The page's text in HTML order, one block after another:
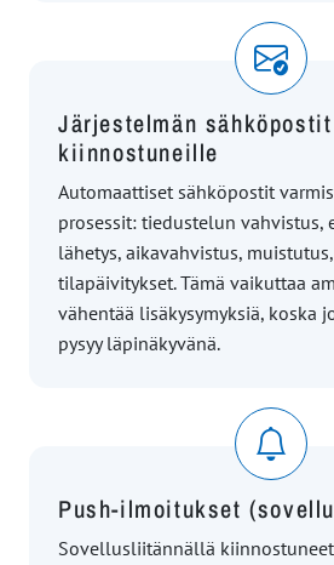
Järjestelmän sähköpostit
kiinnostuneille
Automaattiset sähköpostit
prosessit: tiedustelun vahvistus,
lähetys, aikavahvistus,
tilapäivitykset. Tämä vaikuttaa
vähentää lisäkysymyksiä, koska
pysyy läpinäkyvänä.
Push-ilmoitukset
Sovellusliitännällä